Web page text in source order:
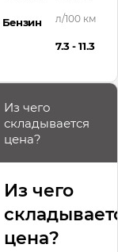
Бензин
л/100 км
7.3 - 11.3
Из чего
складывается
цена?
Из чего
цена?